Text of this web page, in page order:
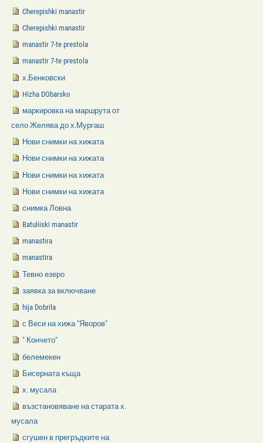
Cherepishki manastir
Cherepishki manastir
manastir 7-te prestola
manastir 7-te prestola
х.Бенковски
Hizha DObarsko
маркировка на маршрута от
село Желява до х.Мургаш
Нови снимки на хижата
Нови снимки на хижата
Нови снимки на хижата
Нови снимки на хижата
снимка Ловна
Batuliiski manastir
manastira
manastira
Тевно езеро
заявка за включване
hija Dobrila
с Веси на хижа "Яворов"
" Кончето"
белемекен
Бисерната къща
х. мусала
възстановяване на старата х.
мусала
сгушен в прегръдките на